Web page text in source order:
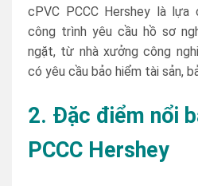
cPVC PCCC Hershey là
công trình yêu cầu hồ sơ
ngặt, từ nhà xưởng công
có yêu cầu bảo hiểm tài sản,
2. Đặc điểm nổi
PCCC Hershey